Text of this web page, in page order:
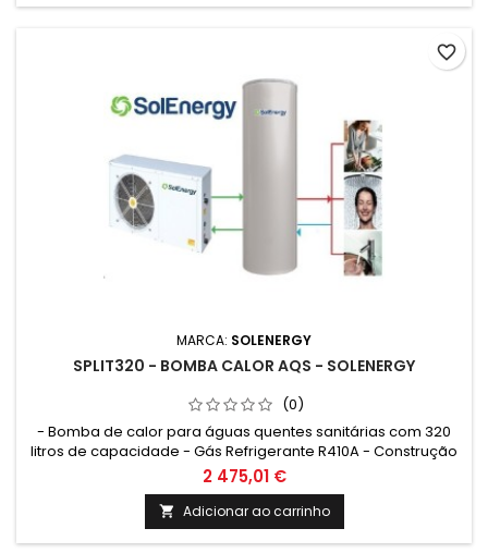
MARCA: SOLENERGY
SPLIT320 - BOMBA CALOR AQS - SOLENERGY
(0)
- Bomba de calor para águas quentes sanitárias com 320
litros de capacidade - Gás Refrigerante R410A - Construção
em inox 316L - Unidade exterior + Acumulador
2 475,01 €
 Adicionar ao carrinho
favorite_border